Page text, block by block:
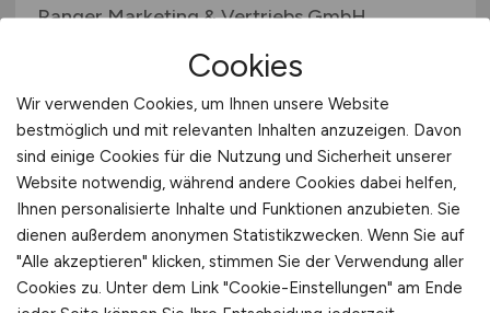
Ranger Marketing & Vertriebs GmbH
Köln, Düsseldorf, Essen, Bochum / wohnortnaher
Einsatz
Cookies
Wir verwenden Cookies, um Ihnen unsere Website
bestmöglich und mit relevanten Inhalten anzuzeigen. Davon
sind einige Cookies für die Nutzung und Sicherheit unserer
Website notwendig, während andere Cookies dabei helfen,
Ihnen personalisierte Inhalte und Funktionen anzubieten. Sie
dienen außerdem anonymen Statistikzwecken. Wenn Sie auf
"Alle akzeptieren" klicken, stimmen Sie der Verwendung aller
Cookies zu. Unter dem Link "Cookie-Einstellungen" am Ende